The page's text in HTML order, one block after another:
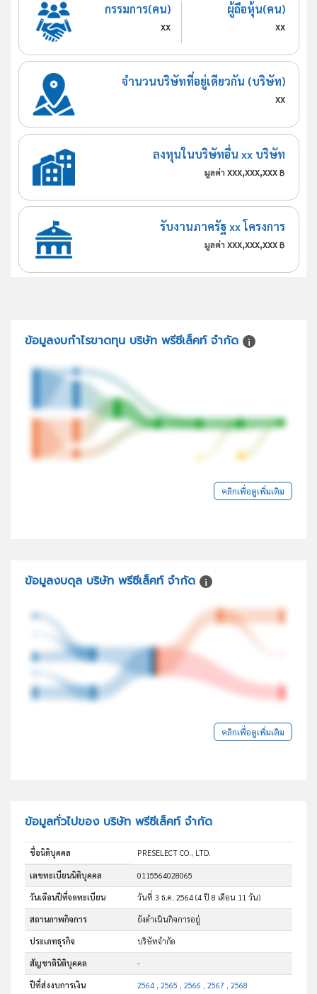
กรรมการ(คน)
xx
ผู้ถือหุ้น(คน)
xx
จำนวนบริษัทที่อยู่เดียวกัน (บริษัท)
xx
ลงทุนในบริษัทอื่น xx บริษัท
มูลค่า xxx,xxx,xxx ฿
รับงานภาครัฐ xx โครงการ
มูลค่า xxx,xxx,xxx ฿
ข้อมูลงบกำไรขาดทุน บริษัท พรีซีเล็คท์ จำกัด
คลิกเพื่อดูเพิ่มเติม
ข้อมูลงบดุล บริษัท พรีซีเล็คท์ จำกัด
คลิกเพื่อดูเพิ่มเติม
ข้อมูลทั่วไปของ บริษัท พรีซีเล็คท์ จำกัด
ชื่อนิติบุคคล PRESELECT CO., LTD.
เลขทะเบียนนิติบุคคล 0115564028065
วันเดือนปีที่จดทะเบียน วันที่ 3 ธ.ค. 2564(4 ปี 8 เดือน 11 วัน)
สถานภาพกิจการ ยังดำเนินกิจการอยู่
ประเภทธุรกิจ บริษัทจำกัด
สัญชาตินิติบุคคล -
ปีที่ส่งงบการเงิน 2564 , 2565 , 2566 , 2567 , 2568